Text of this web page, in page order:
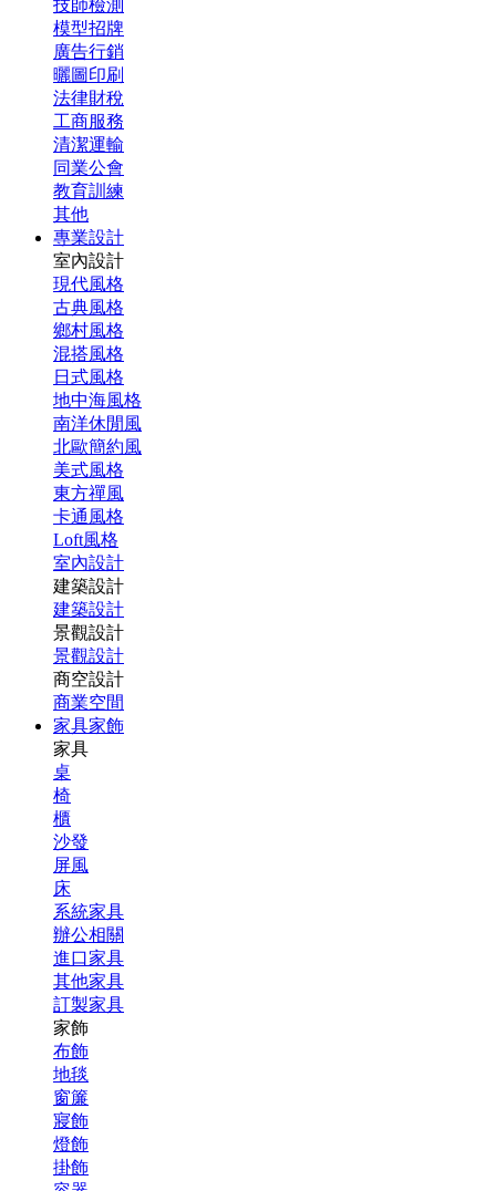
技師檢測
模型招牌
廣告行銷
曬圖印刷
法律財稅
工商服務
清潔運輸
同業公會
教育訓練
其他
專業設計
室內設計
現代風格
古典風格
鄉村風格
混搭風格
日式風格
地中海風格
南洋休閒風
北歐簡約風
美式風格
東方禪風
卡通風格
Loft風格
室內設計
建築設計
建築設計
景觀設計
景觀設計
商空設計
商業空間
家具家飾
家具
桌
椅
櫃
沙發
屏風
床
系統家具
辦公相關
進口家具
其他家具
訂製家具
家飾
布飾
地毯
窗簾
寢飾
燈飾
掛飾